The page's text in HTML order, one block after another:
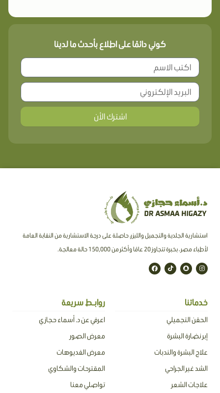
كوني دائمًا على اطلاع بأحدث ما لدينا
اشترك الأن
استشارية الجلدية والتجميل والليزر، حاصلة على درجة الاستشارية من النقابة العامة
لأطباء مصر ، بخبرة تتجاوز 20 عامًا وأكثر من 150,000 حالة معالجة.
I
n
s
a
S
n
a
a
t
T
i
k
F
a
c
خدماتنا
الحقن التجميلي
إبر نضارة البشرة
علاج البشرة والندبات
الشد غير الجراحي
علاجات الشعر
روابـط سريعة
اعرفي عن د. أسماء حجازي
معرض الصور
معرض الفديوهات
المقترحات والشكاوي
تواصلي معنا